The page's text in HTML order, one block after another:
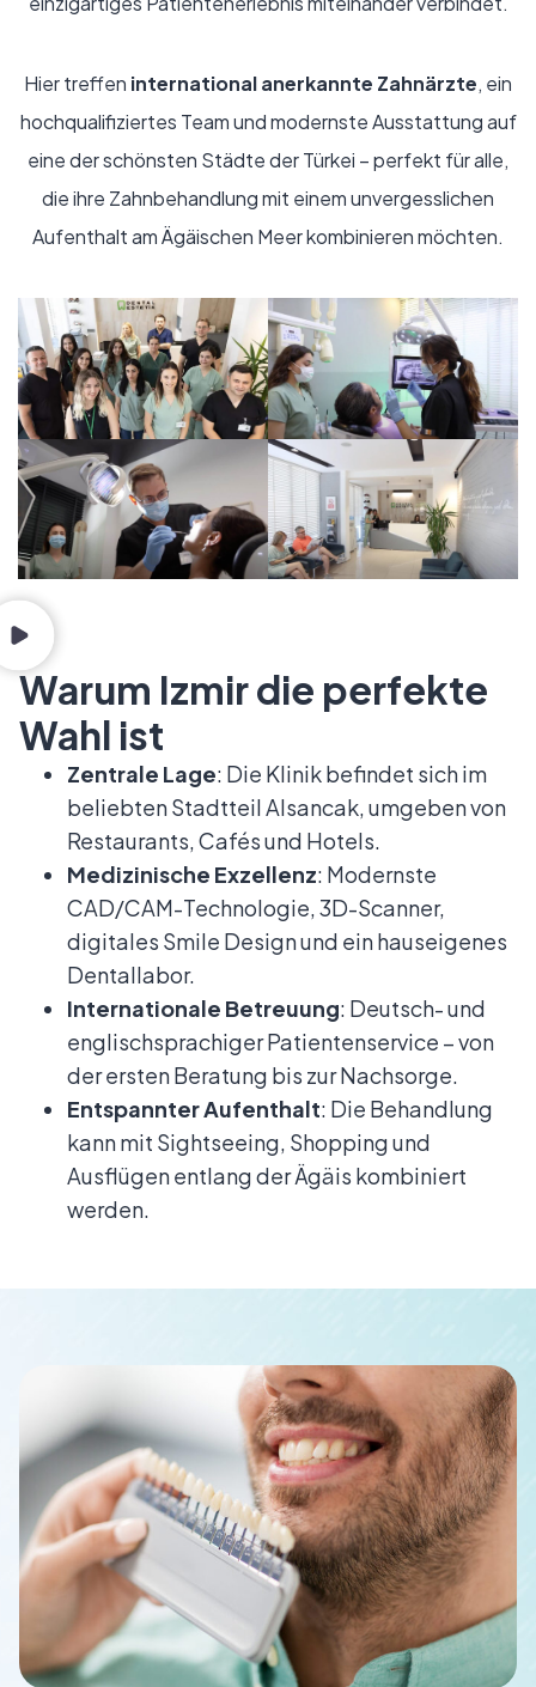
Hier treffen international anerkannte Zahnärzte, ein
hochqualifiziertes Team und modernste Ausstattung auf
eine der schönsten Städte der Türkei – perfekt für alle,
die ihre Zahnbehandlung mit einem unvergesslichen
Aufenthalt am Ägäischen Meer kombinieren möchten.
Warum Izmir die perfekte
Wahl ist
Zentrale Lage: Die Klinik befindet sich im
beliebten Stadtteil Alsancak, umgeben von
Restaurants, Cafés und Hotels.
Medizinische Exzellenz: Modernste
CAD/CAM-Technologie, 3D-Scanner,
digitales Smile Design und ein hauseigenes
Dentallabor.
Internationale Betreuung: Deutsch- und
englischsprachiger Patientenservice – von
der ersten Beratung bis zur Nachsorge.
Entspannter Aufenthalt: Die Behandlung
kann mit Sightseeing, Shopping und
Ausflügen entlang der Ägäis kombiniert
werden.